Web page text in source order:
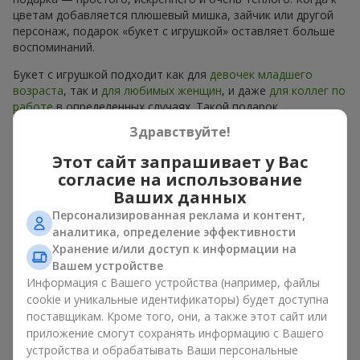
цветам добавляется плюшевый мишка, зайчик или другой
персонаж, подарок «букет с игрушкой» оставляет больше
воспоминаний.
Букет с игрушкой подходит как для девочек младшего
возраста, так и для любимых женщин, и даже для коллег по
работев определенных случаях. Такой подарок
подчеркивает искреннюю заботу, уют и желание сделать
человеку приятно. Наflowers.uaможно найти
разнообразные предложения на любой вкус и бюджет,
чтобы сделать подарок в г. Сквира незабываемым.
Как мягкая игрушка
подчеркивает эмоции вместе
с цветами
Букет с игрушкой — универсальное и всегда удачное
решение. Такое сочетание удваивает эмоции и позволяет
их обновлять в памяти каждый раз, когда плюшевый друг
попадает в поле зрения. Вместе букет с игрушкой
работают идеально. Цветы и игрушка создают баланс
Здравствуйте!
Этот сайт запрашивает у Вас
согласие на использование
Ваших данных
Персонализированная реклама и контент,
аналитика, определение эффективности
Хранение и/или доступ к информации на
Вашем устройстве
Информация с Вашего устройства (например, файлы
cookie и уникальные идентификаторы) будет доступна
поставщикам. Кроме того, они, а также этот сайт или
приложение смогут сохранять информацию с Вашего
устройства и обрабатывать Ваши персональные